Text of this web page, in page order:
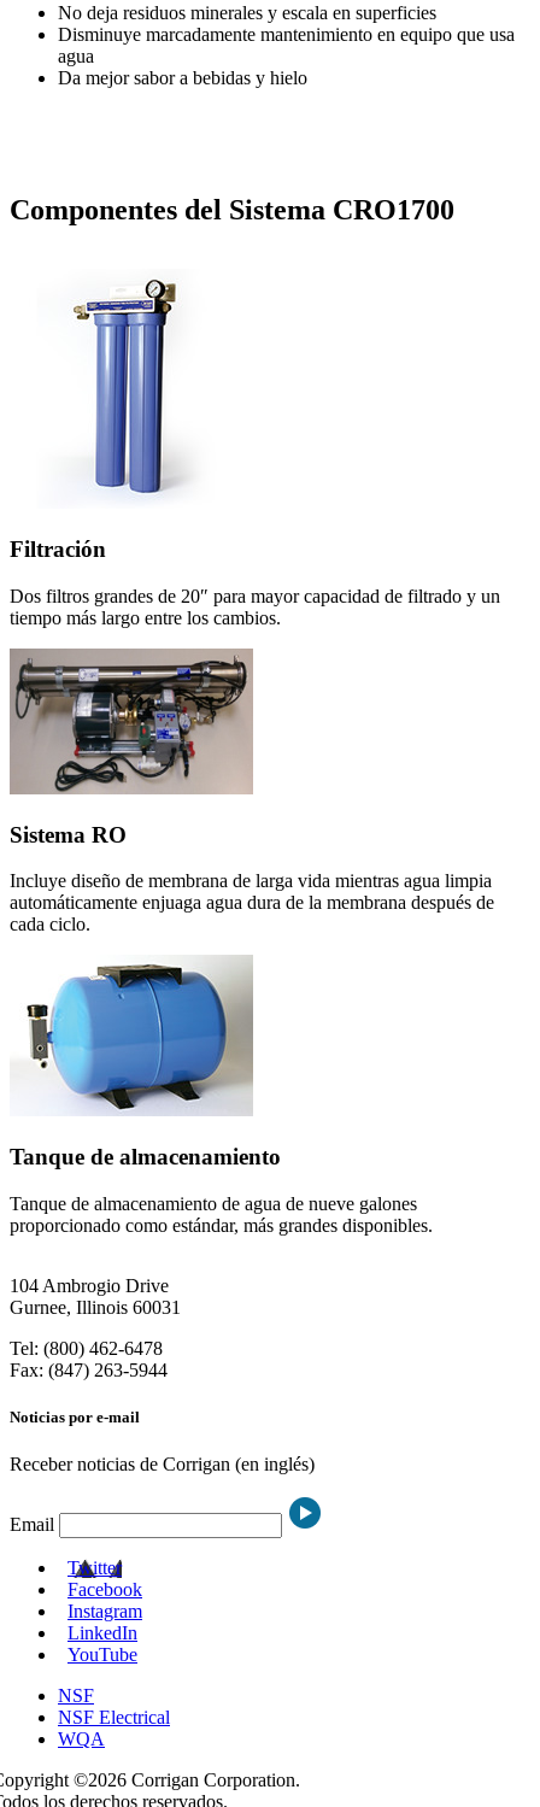
No deja residuos minerales y escala en superficies
Disminuye marcadamente mantenimiento en equipo que usa
agua
Da mejor sabor a bebidas y hielo
Componentes del Sistema CRO1700
Filtración
Dos filtros grandes de 20″ para mayor capacidad de filtrado y un
tiempo más largo entre los cambios.
Sistema RO
Incluye diseño de membrana de larga vida mientras agua limpia
automáticamente enjuaga agua dura de la membrana después de
cada ciclo.
Tanque de almacenamiento
Tanque de almacenamiento de agua de nueve galones
proporcionado como estándar, más grandes disponibles.
104 Ambrogio Drive
Gurnee, Illinois 60031
Tel: (800) 462-6478
Fax: (847) 263-5944
Noticias por e-mail
Receber noticias de Corrigan (en inglés)
Email
Twitter
Facebook
Instagram
LinkedIn
YouTube
NSF
NSF Electrical
WQA
©2026 Corrigan Corporation.
los derechos reservados.